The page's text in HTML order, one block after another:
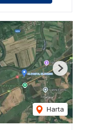
Harta
Next